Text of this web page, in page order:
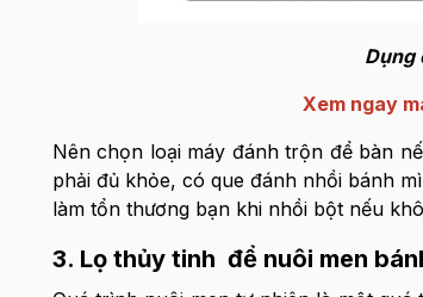
Dụng
Xem ngay
Nên chọn loại máy đánh trộn để bàn
phải đủ khỏe, có que đánh nhồi bánh
làm tổn thương bạn khi nhồi bột nếu
3. Lọ thủy tinh để nuôi men